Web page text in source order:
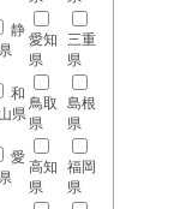
静
愛知
県
三重
県
和
県
鳥取
県
島根
県
愛
高知
県
福岡
県